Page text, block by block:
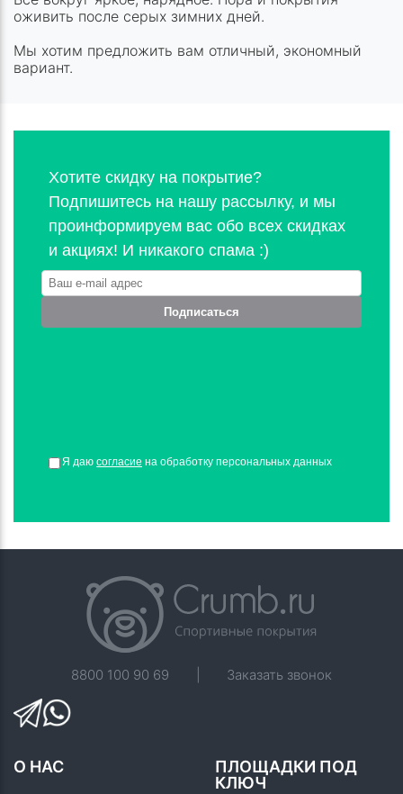
оживить после серых зимних дней.
Мы хотим предложить вам отличный, экономный
вариант.
Хотите скидку на покрытие?
Подпишитесь на нашу рассылку, и мы
проинформируем вас обо всех скидках
и акциях! И никакого спама :)
Подписаться
Я даю согласие на обработку персональных данных
8800 100 90 69 Заказать звонок
О НАС
ПЛОЩАДКИ ПОД
КЛЮЧ